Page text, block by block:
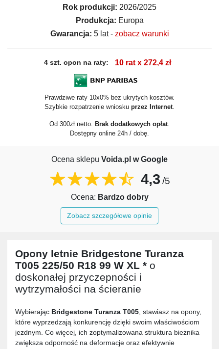
Rok produkcji: 2026/2025
Produkcja: Europa
Gwarancja: 5 lat - zobacz warunki
4 szt. opon na raty: 10 rat x 272,4 zł
Prawdziwe raty 10x0% bez ukrytych kosztów.
Szybkie rozpatrzenie wniosku przez Internet.
Od 300zł netto. Brak dodatkowych opłat.
Dostępny online 24h / dobę.
Ocena sklepu Voida.pl w Google
4,3 /5
Ocena: Bardzo dobry
Zobacz szczegółowe opinie
Opony letnie Bridgestone Turanza
T005 225/50 R18 99 W XL * o
doskonałej przyczepności i
wytrzymałości na ścieranie
Wybierając Bridgestone Turanza T005, stawiasz na opony,
które wyprzedzają konkurencję dzięki swoim właściwościom
jezdnym. Co więcej, ich zoptymalizowana struktura bieżnika
zwiększa odporność na deformacje oraz efektywnie